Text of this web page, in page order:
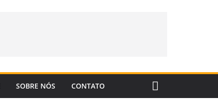
SOBRE NÓS CONTATO